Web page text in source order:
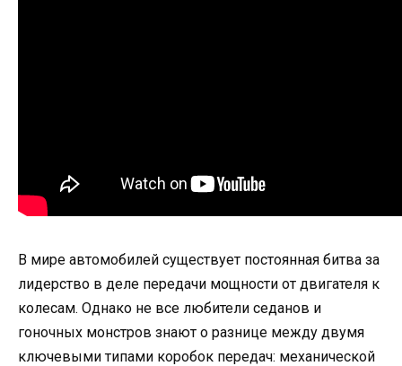
В мире автомобилей существует постоянная битва за
лидерство в деле передачи мощности от двигателя к
колесам. Однако не все любители седанов и
гоночных монстров знают о разнице между двумя
ключевыми типами коробок передач: механической